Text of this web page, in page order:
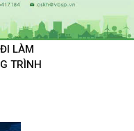
LÀM
TRÌNH